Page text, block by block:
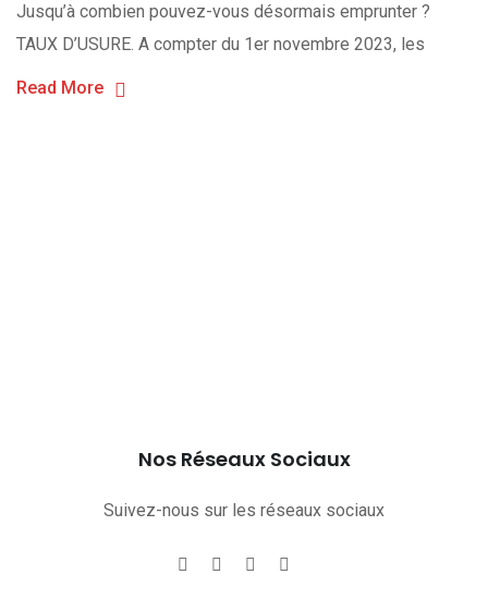
Jusqu’à combien pouvez-vous désormais emprunter ?
TAUX D’USURE. A compter du 1er novembre 2023, les
Read More
Nos Réseaux Sociaux
Suivez-nous sur les réseaux sociaux